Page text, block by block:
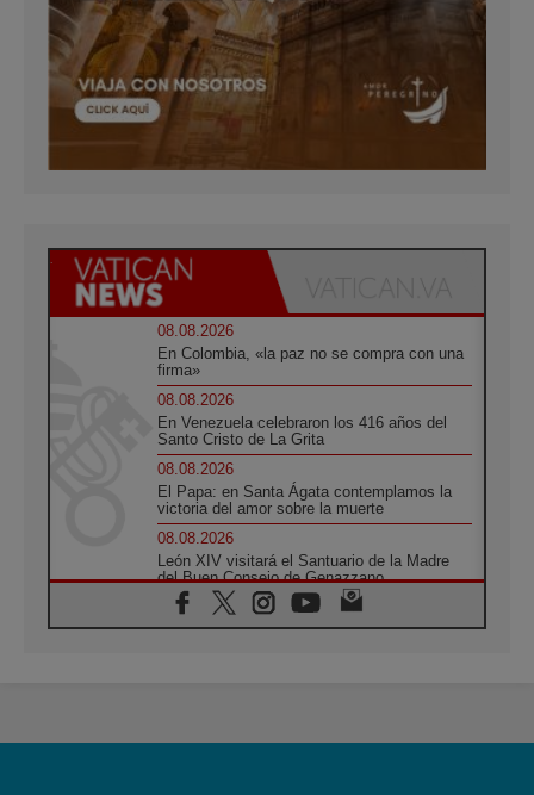
08.08.2026
En Colombia, «la paz no se compra con una
firma»
08.08.2026
En Venezuela celebraron los 416 años del
Santo Cristo de La Grita
08.08.2026
El Papa: en Santa Ágata contemplamos la
victoria del amor sobre la muerte
08.08.2026
León XIV visitará el Santuario de la Madre
del Buen Consejo de Genazzano
07.08.2026
Filipinas: el Vicariato Apostólico de Calapán
07.08.2026